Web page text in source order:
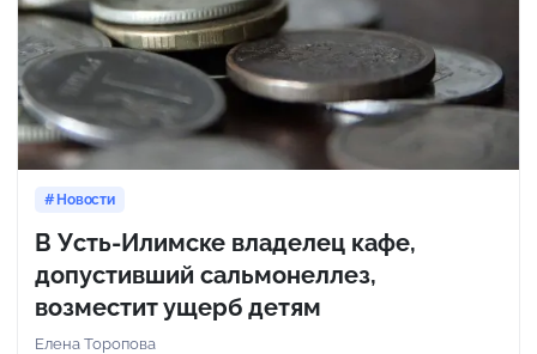
Новости
В Усть-Илимске владелец кафе,
допустивший сальмонеллез,
возместит ущерб детям
Елена Торопова